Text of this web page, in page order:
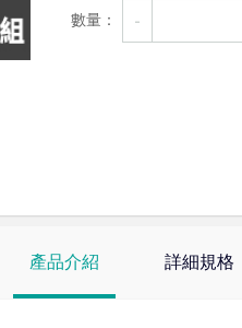
數量： -
產品介紹 詳細規格